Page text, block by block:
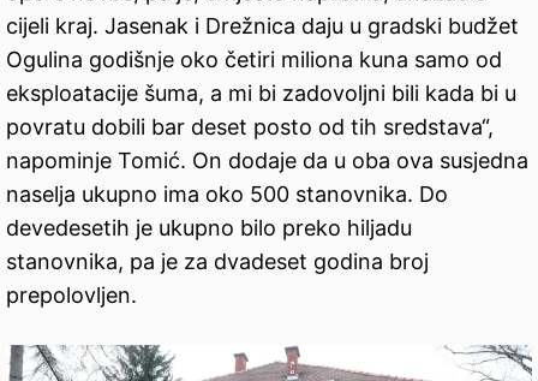
cijeli kraj. Jasenak i Drežnica daju u gradski budžet
Ogulina godišnje oko četiri miliona kuna samo od
eksploatacije šuma, a mi bi zadovoljni bili kada bi u
povratu dobili bar deset posto od tih sredstava“,
napominje Tomić. On dodaje da u oba ova susjedna
naselja ukupno ima oko 500 stanovnika. Do
devedesetih je ukupno bilo preko hiljadu
stanovnika, pa je za dvadeset godina broj
prepolovljen.